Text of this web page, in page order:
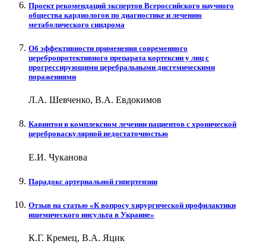
Проект рекомендаций экспертов Всероссийского научного
общества кардиологов по диагностике и лечению
метаболического синдрома
Об эффективности применения современного
церебропротективного препарата кортексин у лиц с
прогрессирующими церебральными дисгемическими
поражениями
Л.А. Шевченко, В.А. Евдокимов
Кавинтон в комплексном лечении пациентов с хронической
цереброваскулярной недостаточностью
Е.И. Чуканова
Парадокс артериальной гипертензии
Отзыв на статью «К вопросу хирургической профилактики
ишемического инсульта в Украине»
К.Г. Кремец, В.А. Яцик